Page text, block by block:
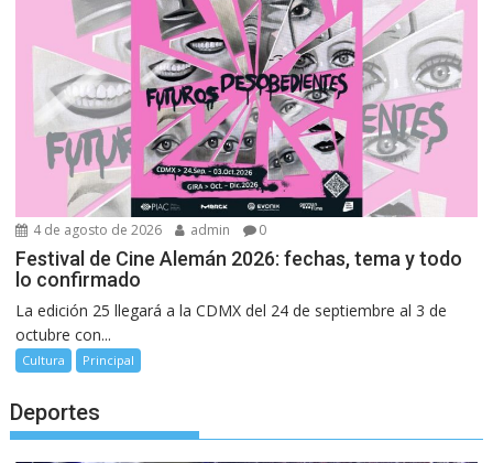
4 de agosto de 2026 admin 0
Festival de Cine Alemán 2026: fechas, tema y todo
lo confirmado
La edición 25 llegará a la CDMX del 24 de septiembre al 3 de
octubre con...
Cultura Principal
Deportes